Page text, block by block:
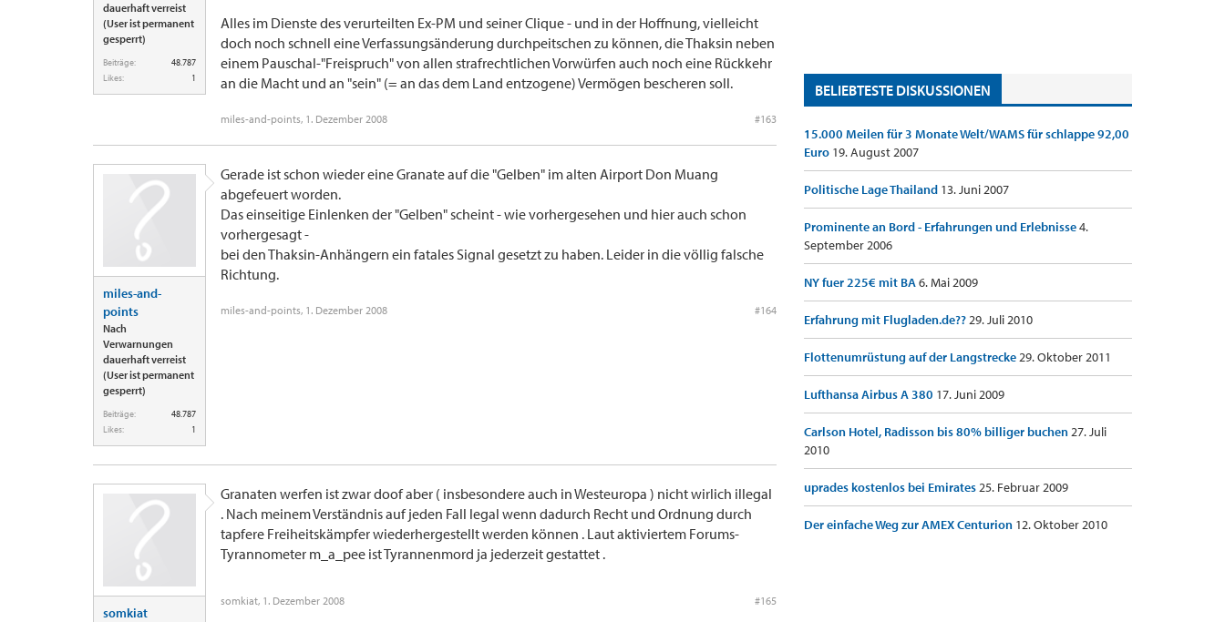
dauerhaft verreist
(User ist permanent
gesperrt)
Beiträge:
48.787
Likes:
1
Alles im Dienste des verurteilten Ex-PM und seiner Clique - und in der Hoffnung, vielleicht
doch noch schnell eine Verfassungsänderung durchpeitschen zu können, die Thaksin neben
einem Pauschal-"Freispruch" von allen strafrechtlichen Vorwürfen auch noch eine Rückkehr
an die Macht und an "sein" (= an das dem Land entzogene) Vermögen bescheren soll.
miles-and-points, 1. Dezember 2008 #163
miles-and-
points
Nach
Verwarnungen
dauerhaft verreist
(User ist permanent
gesperrt)
Beiträge:
48.787
Likes:
1
Gerade ist schon wieder eine Granate auf die "Gelben" im alten Airport Don Muang
abgefeuert worden.
Das einseitige Einlenken der "Gelben" scheint - wie vorhergesehen und hier auch schon
vorhergesagt -
bei den Thaksin-Anhängern ein fatales Signal gesetzt zu haben. Leider in die völlig falsche
Richtung.
miles-and-points, 1. Dezember 2008 #164
somkiat
Granaten werfen ist zwar doof aber ( insbesondere auch in Westeuropa ) nicht wirlich illegal
. Nach meinem Verständnis auf jeden Fall legal wenn dadurch Recht und Ordnung durch
tapfere Freiheitskämpfer wiederhergestellt werden können . Laut aktiviertem Forums-
Tyrannometer m_a_pee ist Tyrannenmord ja jederzeit gestattet .
somkiat, 1. Dezember 2008 #165
BELIEBTESTE DISKUSSIONEN
15.000 Meilen für 3 Monate Welt/WAMS für schlappe 92,00
Euro 19. August 2007
Politische Lage Thailand 13. Juni 2007
Prominente an Bord - Erfahrungen und Erlebnisse4.
September 2006
NY fuer 225€ mit BA6. Mai 2009
Erfahrung mit Flugladen.de??29. Juli 2010
Flottenumrüstung auf der Langstrecke29. Oktober 2011
Lufthansa Airbus A 380 17. Juni 2009
Carlson Hotel, Radisson bis 80% billiger buchen27. Juli
2010
uprades kostenlos bei Emirates25. Februar 2009
Der einfache Weg zur AMEX Centurion 12. Oktober 2010